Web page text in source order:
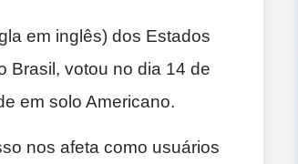
em inglês) dos Estados
Brasil, votou no dia 14 de
em solo Americano.
nos afeta como usuários